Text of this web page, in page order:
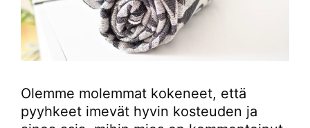
Olemme molemmat kokeneet, että
pyyhkeet imevät hyvin kosteuden ja